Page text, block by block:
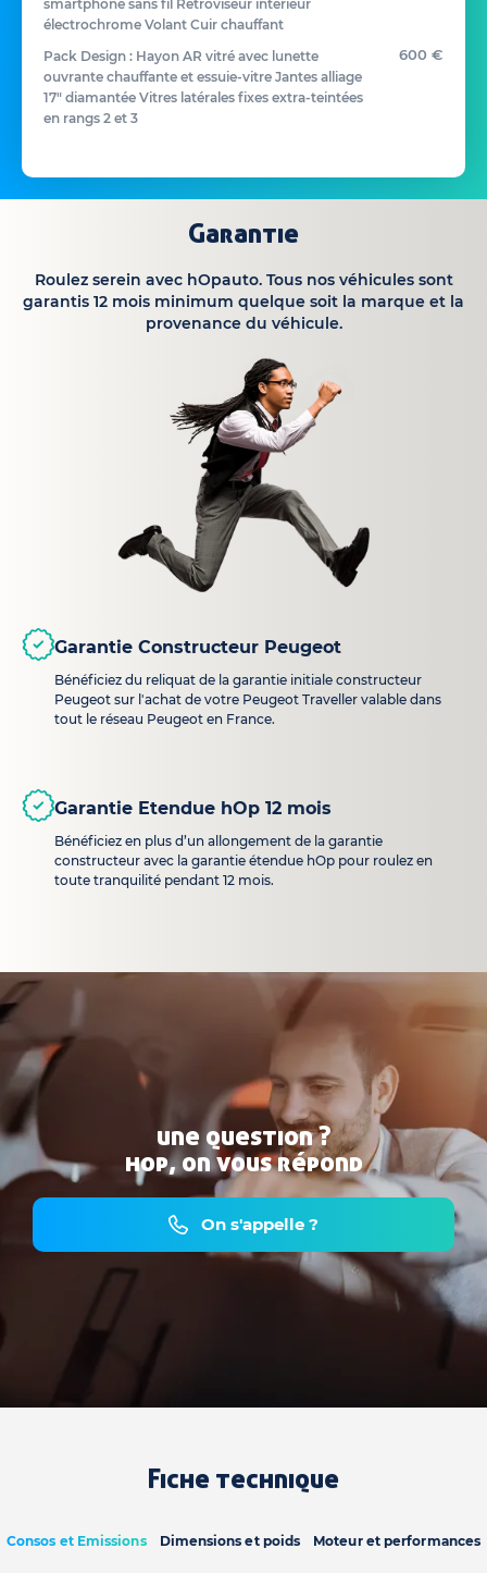
smartphone sans fil Rétroviseur intérieur
électrochrome Volant Cuir chauffant
Pack Design : Hayon AR vitré avec lunette
ouvrante chauffante et essuie-vitre Jantes alliage
17" diamantée Vitres latérales fixes extra-teintées
en rangs 2 et 3
600 €
Garantie
Roulez serein avec hOpauto. Tous nos véhicules sont
garantis 12 mois minimum quelque soit la marque et la
provenance du véhicule.
Garantie Constructeur Peugeot
Bénéficiez du reliquat de la garantie initiale constructeur
Peugeot sur l'achat de votre Peugeot Traveller valable dans
tout le réseau Peugeot en France.
Garantie Etendue hOp 12 mois
Bénéficiez en plus d’un allongement de la garantie
constructeur avec la garantie étendue hOp pour roulez en
toute tranquilité pendant 12 mois.
une question ?
hop, on vous répond
On s'appelle ?
Fiche technique
Consos et Emissions Dimensions et poids Moteur et performances